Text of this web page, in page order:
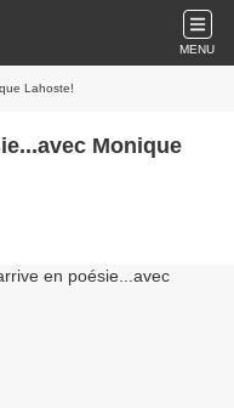
MENU
Lahoste!
Monique